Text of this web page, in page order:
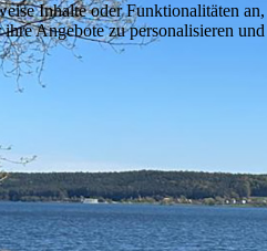
Inhalte oder Funktionalitäten
Angebote zu personalisieren